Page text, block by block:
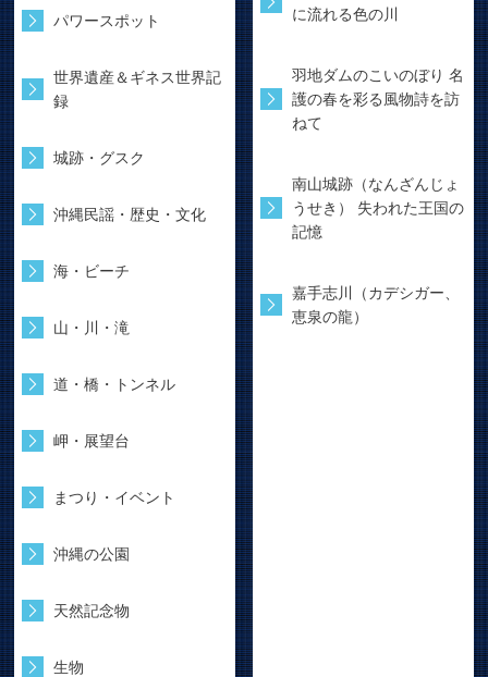
パワースポット
世界遺産＆ギネス世界記
録
城跡・グスク
沖縄民謡・歴史・文化
海・ビーチ
山・川・滝
道・橋・トンネル
岬・展望台
まつり・イベント
沖縄の公園
天然記念物
生物
に流れる色の川
羽地ダムのこいのぼり 名
護の春を彩る風物詩を訪
ねて
南山城跡（なんざんじょ
うせき） 失われた王国の
記憶
嘉手志川（カデシガー、
恵泉の龍）